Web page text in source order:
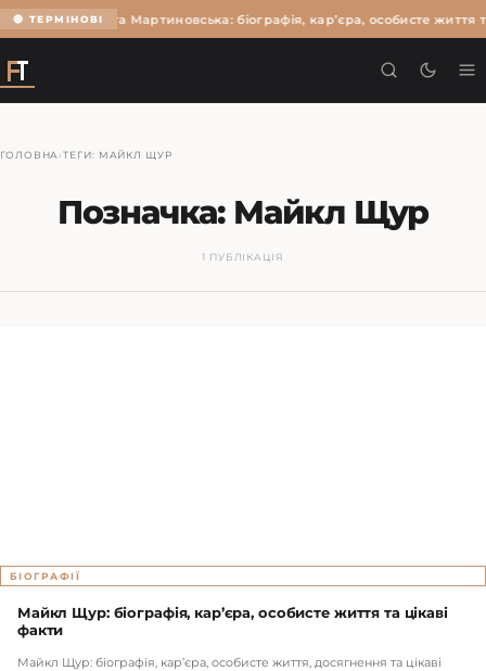
🔴 ТЕРМІНОВІОльга Мартиновська: біографія, кар’єра, особисте життя
ГОЛОВНА ›ТЕГИ: МАЙКЛ ЩУР
Позначка: Майкл Щур
1 ПУБЛІКАЦІЯ
БІОГРАФІЇ
Майкл Щур: біографія, кар’єра, особисте життя та цікаві
факти
Майкл Щур: біографія, кар’єра, особисте життя, досягнення та цікаві